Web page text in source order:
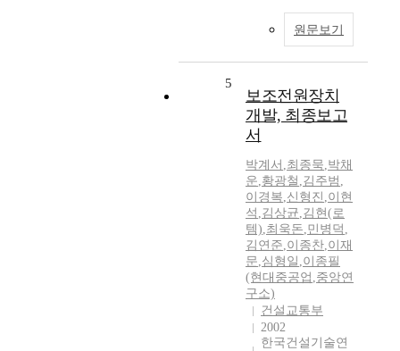
원문보기
5
보조전원장치
개발, 최종보고
서
박계서 ,최종묵,박채
운,황광철 ,김주범 ,
이경복,신형진 ,이현
석 ,김상균,김현(로
템),최욱돈,민병덕 ,
김연준,이종찬,이재
문,심형일 ,이종필
(현대중공업 ,중앙연
구소)
건설교통부
2002
한국건설기술연